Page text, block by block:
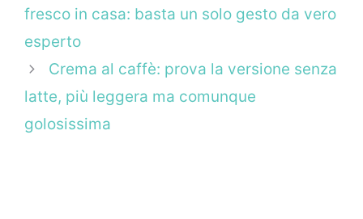
fresco in casa: basta un solo gesto da vero
esperto
Crema al caffè: prova la versione senza
latte, più leggera ma comunque
golosissima